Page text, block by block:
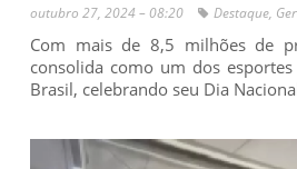
outubro 27, 2024 – 08:20 Destaque,
Com mais de 8,5 milhões de
consolida como um dos
Brasil, celebrando seu Dia